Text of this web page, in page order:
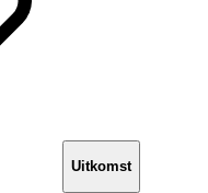
Uitkomst